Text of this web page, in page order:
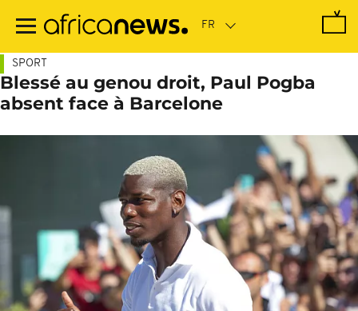
contenu
SPORT
Blessé au genou droit, Paul Pogba
absent face à Barcelone